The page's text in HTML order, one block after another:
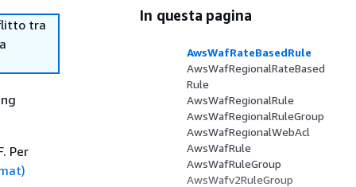
tra
Per
In questa pagina
AwsWafRateBasedRule
AwsWafRegionalRateBased
Rule
AwsWafRegionalRule
AwsWafRegionalRuleGroup
AwsWafRegionalWebAcl
AwsWafRule
AwsWafRuleGroup
AwsWafv2RuleGroup